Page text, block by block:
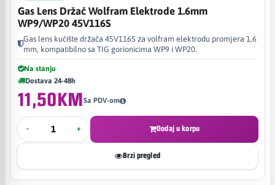
Gas Lens Držač Wolfram Elektrode 1.6mm
WP9/WP20 45V116S
Gas lens kućište držača 45V116S za volfram elektrodu promjera 1,6
mm, kompatibilno sa TIG gorionicima WP9 i WP20.
Na stanju
Dostava 24-48h
11,50KMSa PDV-om
- + Dodaj u korpu
Brzi pregled